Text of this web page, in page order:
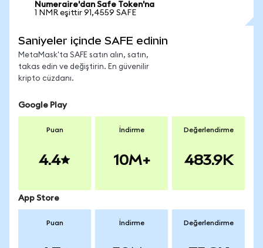
Numeraire'dan Safe Token'na
1 NMR eşittir 91,4559 SAFE
Saniyeler içinde SAFE edinin
MetaMask'ta SAFE satın alın, satın,
takas edin ve değiştirin. En güvenilir
kripto cüzdanı.
Google Play
Puan
4.4
İndirme
10M+
Değerlendirme
483.9K
App Store
Puan İndirme Değerlendirme